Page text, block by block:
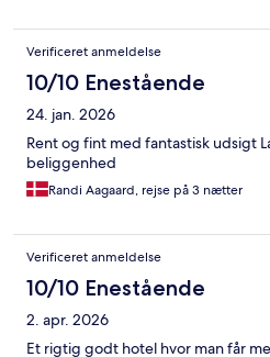
Verificeret anmeldelse
10/10 Enestående
24. jan. 2026
Rent og fint med fantastisk udsigt
beliggenhed
Randi Aagaard, rejse på 3 nætter
Verificeret anmeldelse
10/10 Enestående
2. apr. 2026
Et rigtig godt hotel hvor man får